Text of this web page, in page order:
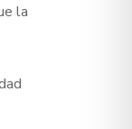
la